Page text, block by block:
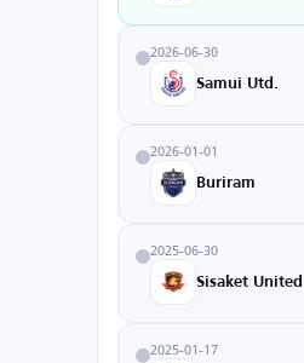
2026-06-30
Samui Utd.
2026-01-01
Buriram
2025-06-30
Sisaket United
2025-01-17